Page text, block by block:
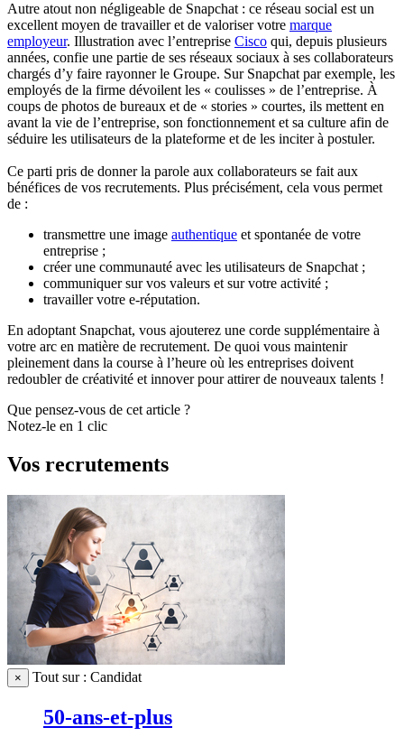
Autre atout non négligeable de Snapchat : ce réseau social est un
excellent moyen de travailler et de valoriser votre marque
employeur. Illustration avec l’entreprise Cisco qui, depuis plusieurs
années, confie une partie de ses réseaux sociaux à ses collaborateurs
chargés d’y faire rayonner le Groupe. Sur Snapchat par exemple, les
employés de la firme dévoilent les « coulisses » de l’entreprise. À
coups de photos de bureaux et de « stories » courtes, ils mettent en
avant la vie de l’entreprise, son fonctionnement et sa culture afin de
séduire les utilisateurs de la plateforme et de les inciter à postuler.
Ce parti pris de donner la parole aux collaborateurs se fait aux
bénéfices de vos recrutements. Plus précisément, cela vous permet
de :
transmettre une image authentique et spontanée de votre
entreprise ;
créer une communauté avec les utilisateurs de Snapchat ;
communiquer sur vos valeurs et sur votre activité ;
travailler votre e-réputation.
En adoptant Snapchat, vous ajouterez une corde supplémentaire à
votre arc en matière de recrutement. De quoi vous maintenir
pleinement dans la course à l’heure où les entreprises doivent
redoubler de créativité et innover pour attirer de nouveaux talents !
Que pensez-vous de cet article ?
Notez-le en 1 clic
Vos recrutements
× Tout sur : Candidat
50-ans-et-plus